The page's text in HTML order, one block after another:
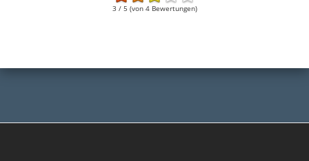
3 / 5 (von 4 Bewertungen)